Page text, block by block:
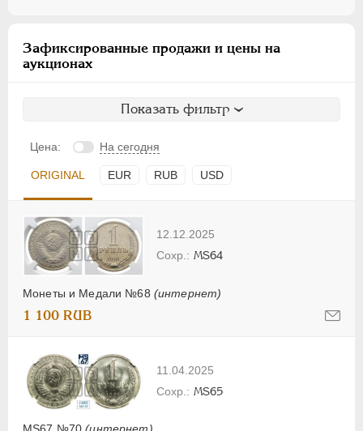
Зафиксированные продажи и цены на
аукционах
Показать фильтр
Цена: На сегодня
ORIGINAL EUR RUB USD
12.12.2025
Монеты и Медали №68 (интернет)
MS64
1 100 RUB
11.04.2025
MS65